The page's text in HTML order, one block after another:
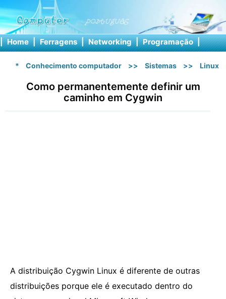
| Home | Ferragens | Networking | Programação |
* Conhecimento computador >> Sistemas >> Linux
Como permanentemente definir um
caminho em Cygwin
A distribuição Cygwin Linux é diferente de outras
distribuições porque ele é executado dentro do